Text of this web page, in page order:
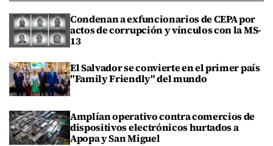
Condenan a exfuncionarios de CEPA por
actos de corrupción y vínculos con la MS-
13
El Salvador se convierte en el primer país
"Family Friendly" del mundo
Amplían operativo contra comercios de
dispositivos electrónicos hurtados a
Apopa y San Miguel